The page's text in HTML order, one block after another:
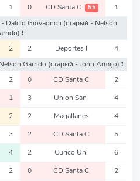
1 0 CD Santa C 55
1
- Dalcio Giovagnoli (старый - Nelson
❗️
2 2 Deportes I
4
Garrido (старый - John Armijo) ❗️
2 0 CD Santa C 2
1 3 Union San 4
2 2 Magallanes 4
3 2 CD Santa C 5
4 2 Curico Uni 6
2 0 CD Santa C 2